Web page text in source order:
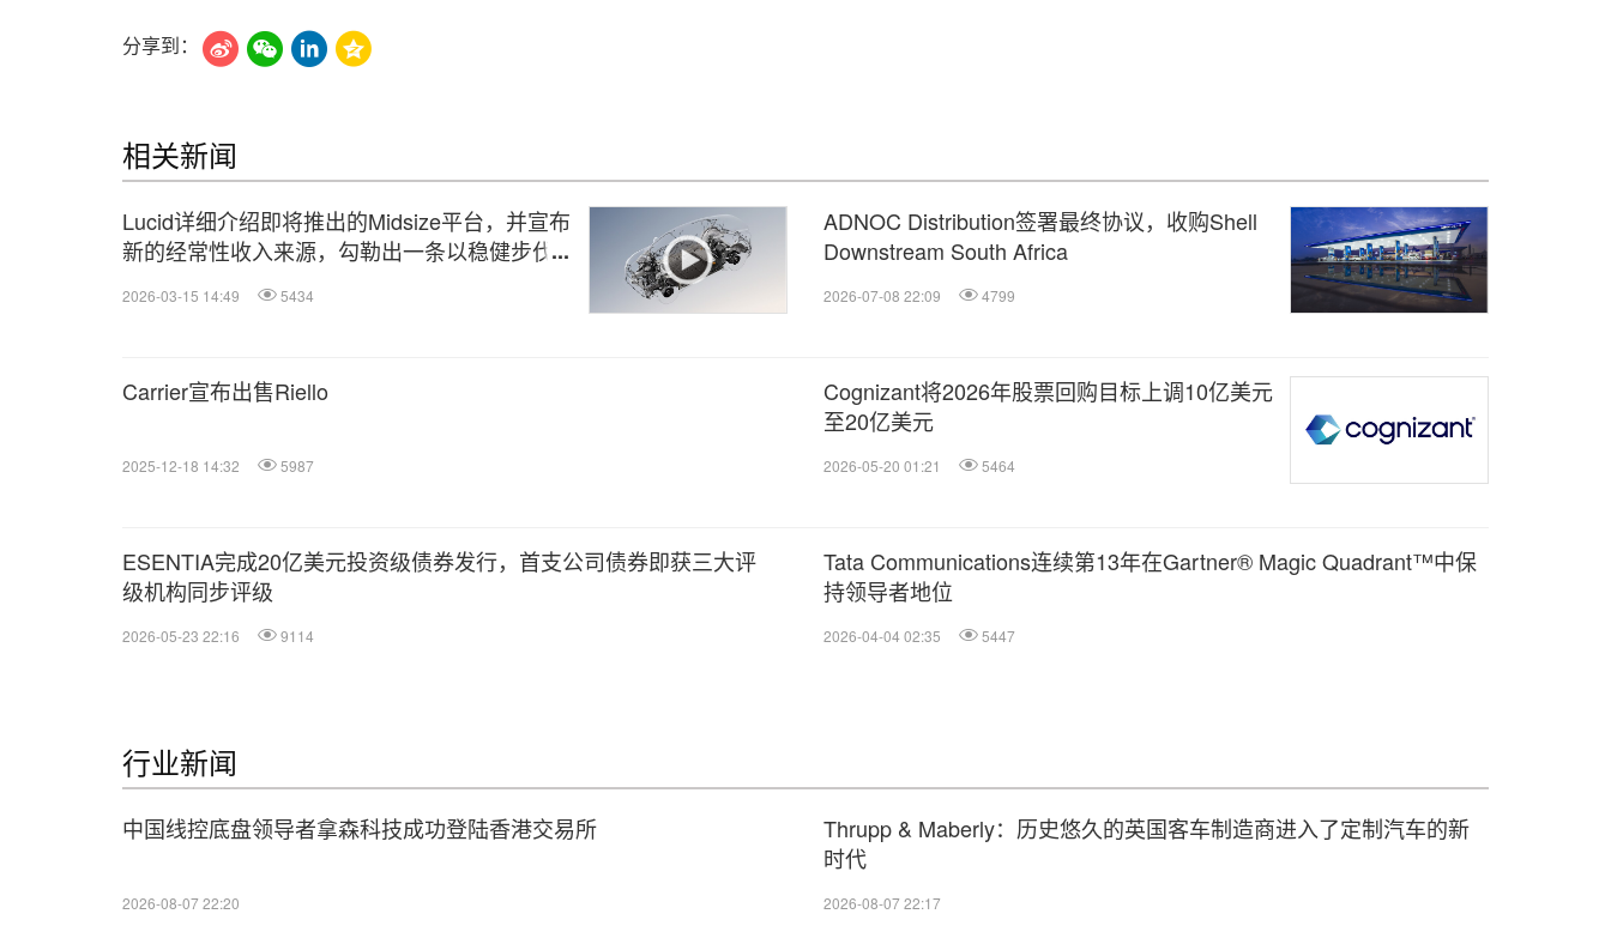
分享到：
相关新闻
Lucid详细介绍即将推出的Midsize平台，并宣布
新的经常性收入来源，勾勒出一条以稳健步伐迈
2026-03-15 14:49 5434
ADNOC Distribution签署最终协议，收购Shell
Downstream South Africa
2026-07-08 22:09 4799
Carrier宣布出售Riello
2025-12-18 14:32 5987
Cognizant将2026年股票回购目标上调10亿美元
至20亿美元
2026-05-20 01:21 5464
ESENTIA完成20亿美元投资级债券发行，首支公司债券即获三大评
级机构同步评级
2026-05-23 22:16 9114
Tata Communications连续第13年在Gartner® Magic Quadrant™中保
持领导者地位
2026-04-04 02:35 5447
行业新闻
中国线控底盘领导者拿森科技成功登陆香港交易所
2026-08-07 22:20
Thrupp & Maberly：历史悠久的英国客车制造商进入了定制汽车的新
时代
2026-08-07 22:17